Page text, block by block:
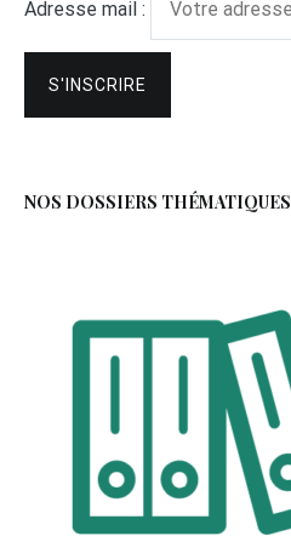
Adresse mail :
NOS DOSSIERS THÉMATIQUES